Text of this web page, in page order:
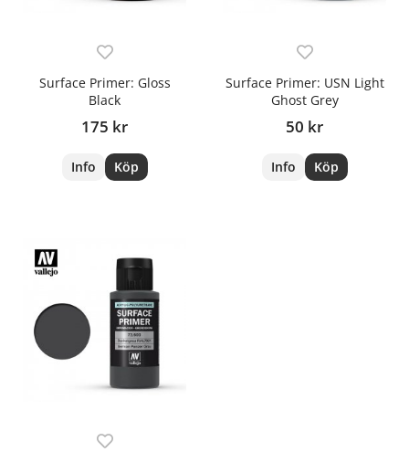
Surface Primer: Gloss
Black
175 kr
Info Köp
Surface Primer: USN Light
Ghost Grey
50 kr
Info Köp